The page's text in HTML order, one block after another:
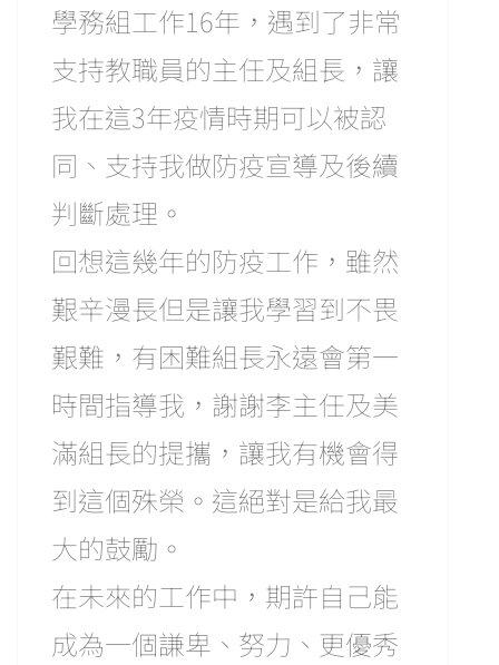
學務組工作16年，遇到了非常
支持教職員的主任及組長，讓
我在這3年疫情時期可以被認
同、支持我做防疫宣導及後續
判斷處理。
回想這幾年的防疫工作，雖然
艱辛漫長但是讓我學習到不畏
艱難，有困難組長永遠會第一
時間指導我，謝謝李主任及美
滿組長的提攜，讓我有機會得
到這個殊榮。這絕對是給我最
大的鼓勵。
在未來的工作中，期許自己能
成為一個謙卑、努力、更優秀